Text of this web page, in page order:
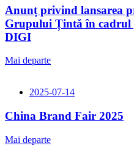
Anunț privind lansarea
Grupului Țintă în cadrul
DIGI
Mai departe
2025-07-14
China Brand Fair 2025
Mai departe